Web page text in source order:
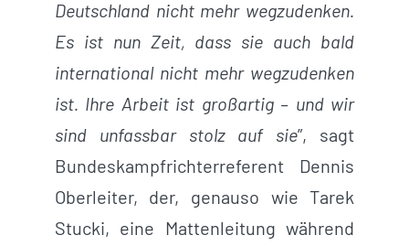
Deutschland nicht mehr wegzudenken.
Es ist nun Zeit, dass sie auch bald
international nicht mehr wegzudenken
ist. Ihre Arbeit ist großartig – und wir
sind unfassbar stolz auf sie”, sagt
Bundeskampfrichterreferent Dennis
Oberleiter, der, genauso wie Tarek
Stucki, eine Mattenleitung während